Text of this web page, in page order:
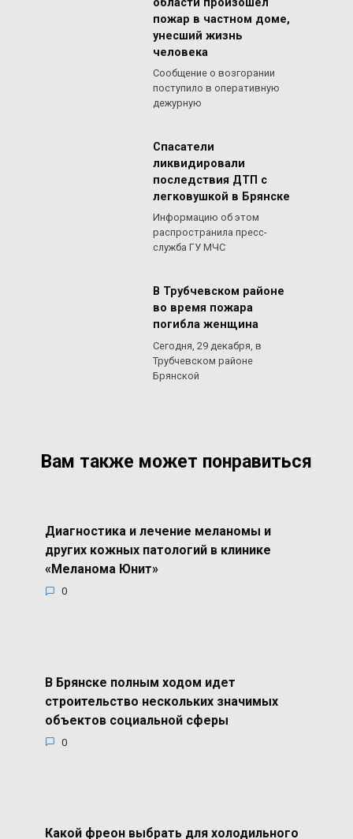
области произошел
пожар в частном доме,
унесший жизнь
человека
Сообщение о возгорании
поступило в оперативную
дежурную
Спасатели
ликвидировали
последствия ДТП с
легковушкой в Брянске
Информацию об этом
распространила пресс-
служба ГУ МЧС
В Трубчевском районе
во время пожара
погибла женщина
Сегодня, 29 декабря, в
Трубчевском районе
Брянской
Вам также может понравиться
Диагностика и лечение меланомы и
других кожных патологий в клинике
«Меланома Юнит»
0
В Брянске полным ходом идет
строительство нескольких значимых
объектов социальной сферы
0
Какой фреон выбрать для холодильного